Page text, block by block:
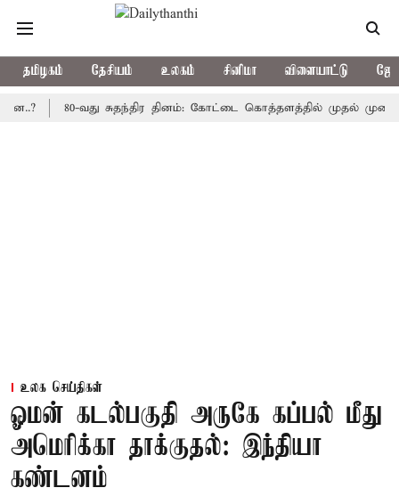
தமிழகம் தேசியம் உலகம் சினிமா விளையாட்டு
80-வது சுதந்திர தினம்: கோட்டை கொத்தளத்தில் முதல் முறையாக
உலக செய்திகள்
ஓமன் கடல்பகுதி அருகே கப்பல் மீது
அமெரிக்கா தாக்குதல்: இந்தியா
கண்டனம்